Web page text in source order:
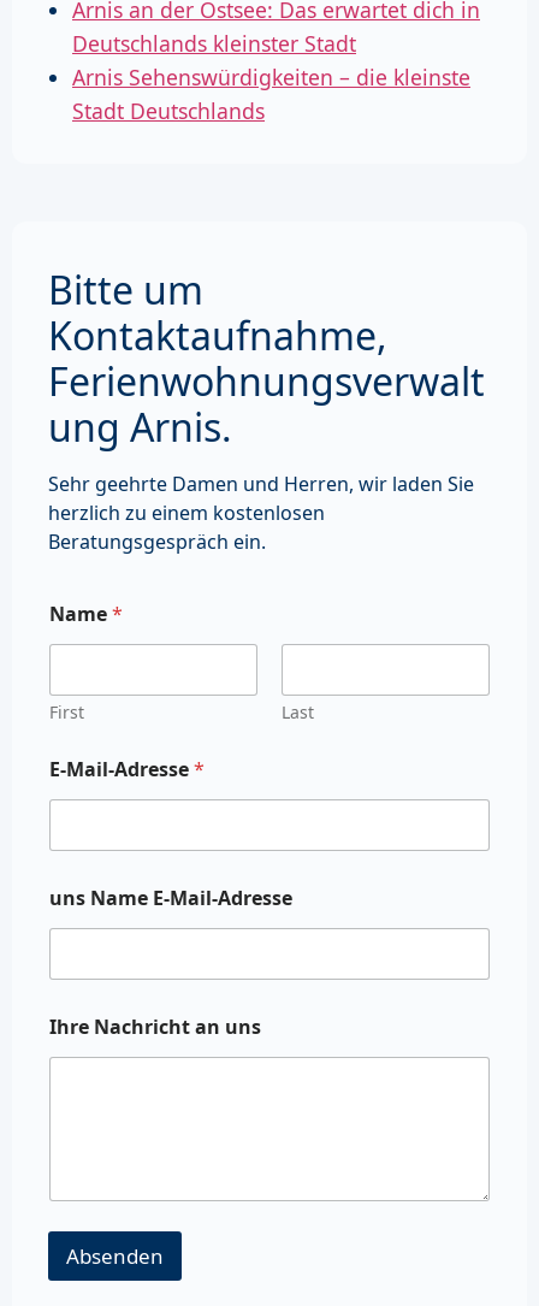
Arnis an der Ostsee: Das erwartet dich in
Deutschlands kleinster Stadt
Arnis Sehenswürdigkeiten – die kleinste
Stadt Deutschlands
Bitte um
Kontaktaufnahme,
Ferienwohnungsverwalt
ung Arnis.
Sehr geehrte Damen und Herren, wir laden Sie
herzlich zu einem kostenlosen
Beratungsgespräch ein.
Name*
First Last
E-Mail-Adresse*
uns Name E-Mail-Adresse
Ihre Nachricht an uns
Absenden